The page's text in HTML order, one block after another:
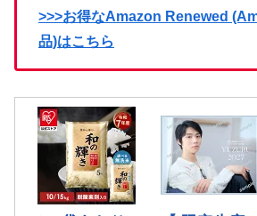
>>>お得なAmazon Renewed
品)はこちら